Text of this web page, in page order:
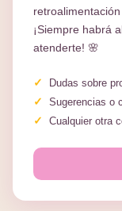
¡Siempre habrá
atenderte! 🌸
Dudas sobre
Sugerencias o
Cualquier otra